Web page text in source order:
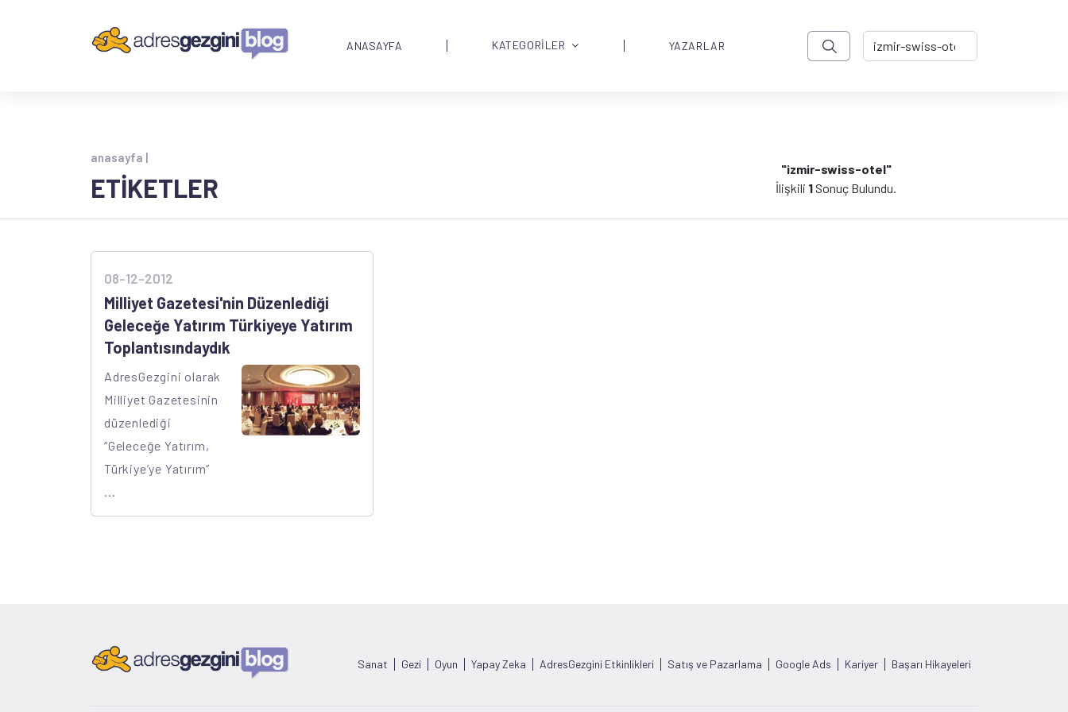
ANASAYFA KATEGORİLER YAZARLAR
anasayfa |
ETİKETLER
"izmir-swiss-otel"
İlişkili 1 Sonuç Bulundu.
08-12-2012
Milliyet Gazetesi'nin Düzenlediği
Geleceğe Yatırım Türkiyeye Yatırım
Toplantısındaydık
AdresGezgini olarak
Milliyet Gazetesinin
düzenlediği
“Geleceğe Yatırım,
Türkiye’ye Yatırım”
...
Sanat Gezi Oyun Yapay Zeka AdresGezgini Etkinlikleri Satış ve Pazarlama Google Ads Kariyer Başarı Hikayeleri